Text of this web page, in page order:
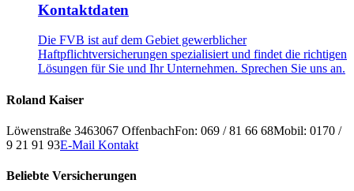
Kontaktdaten
Die FVB ist auf dem Gebiet gewerblicher
Haftpflichtversicherungen spezialisiert und findet die richtigen
Lösungen für Sie und Ihr Unternehmen. Sprechen Sie uns an.
Roland Kaiser
Löwenstraße 3463067 OffenbachFon: 069 / 81 66 68Mobil: 0170 /
9 21 91 93E-Mail Kontakt
Beliebte Versicherungen